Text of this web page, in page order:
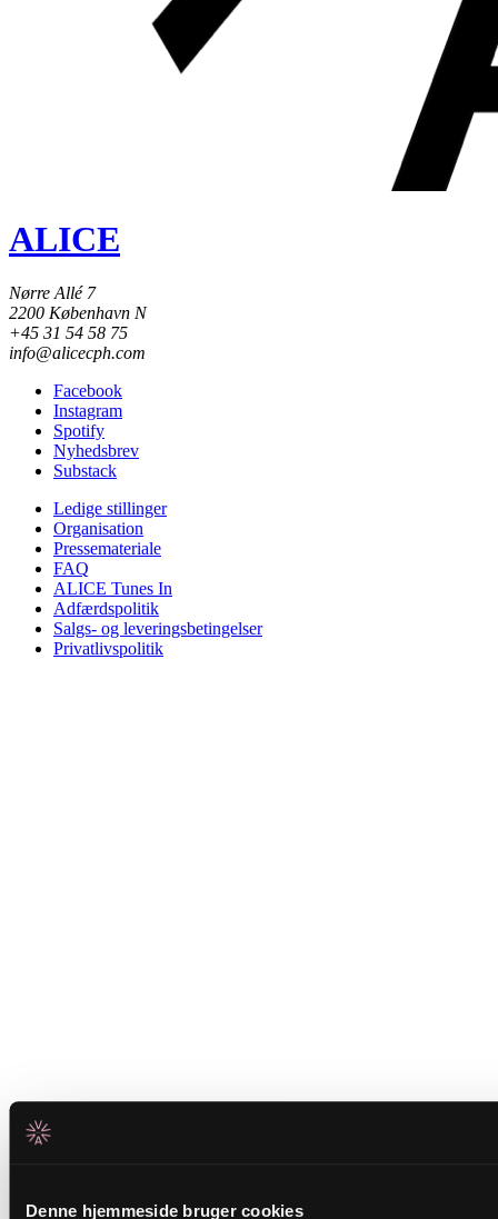
Denne hjemmeside bruger cookies
ALICE
Nørre Allé 7
2200 København N
+45 31 54 58 75
info@alicecph.com
Facebook
Instagram
Spotify
Nyhedsbrev
Substack
Ledige stillinger
Organisation
Pressemateriale
FAQ
ALICE Tunes In
Adfærdspolitik
Salgs- og leveringsbetingelser
Privatlivspolitik